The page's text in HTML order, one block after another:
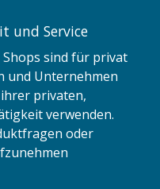
und Service
Shops sind für privat
und Unternehmen
privaten,
verwenden.
oder